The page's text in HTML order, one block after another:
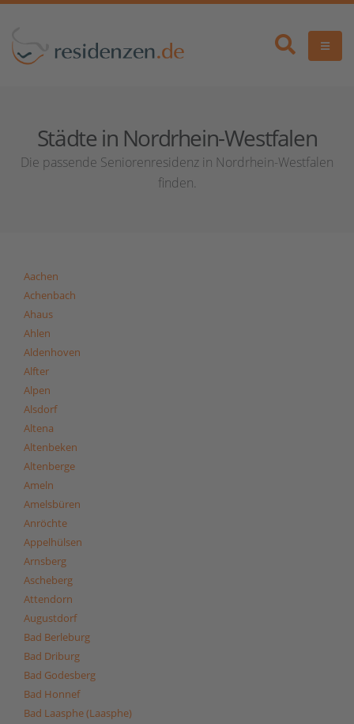
Städte in Nordrhein-Westfalen
Die passende Seniorenresidenz in Nordrhein-Westfalen
finden.
Aachen
Achenbach
Ahaus
Ahlen
Aldenhoven
Alfter
Alpen
Alsdorf
Altena
Altenbeken
Altenberge
Ameln
Amelsbüren
Anröchte
Appelhülsen
Arnsberg
Ascheberg
Attendorn
Augustdorf
Bad Berleburg
Bad Driburg
Bad Godesberg
Bad Honnef
Bad Laasphe (Laasphe)